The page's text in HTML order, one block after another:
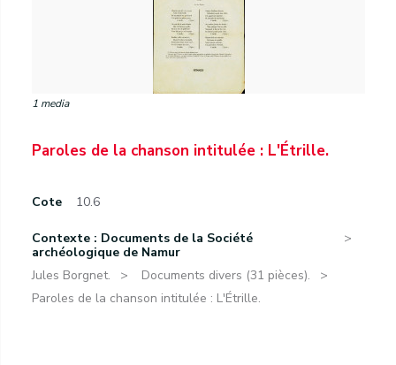
1 media
Paroles de la chanson intitulée : L'Étrille.
Cote 10.6
Contexte : Documents de la Société
archéologique de Namur
Jules Borgnet.
Documents divers (31 pièces).
Paroles de la chanson intitulée : L'Étrille.